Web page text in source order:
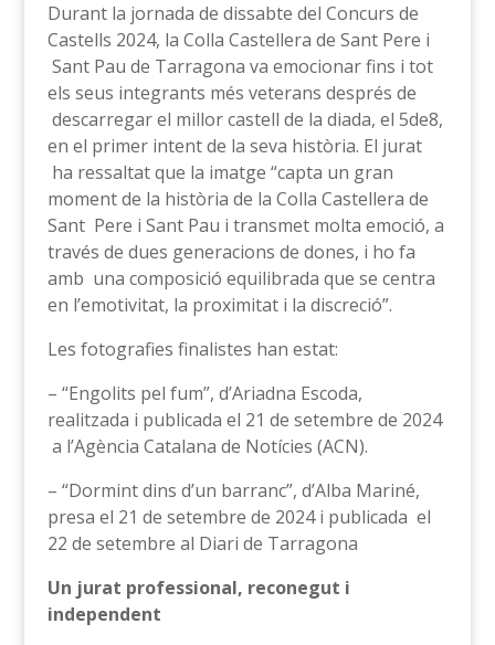
Durant la jornada de dissabte del Concurs de
Castells 2024, la Colla Castellera de Sant Pere i
Sant Pau de Tarragona va emocionar fins i tot
els seus integrants més veterans després de
descarregar el millor castell de la diada, el 5de8,
en el primer intent de la seva història. El jurat
ha ressaltat que la imatge “capta un gran
moment de la història de la Colla Castellera de
Sant Pere i Sant Pau i transmet molta emoció, a
través de dues generacions de dones, i ho fa
amb una composició equilibrada que se centra
en l’emotivitat, la proximitat i la discreció”.
Les fotografies finalistes han estat:
– “Engolits pel fum”, d’Ariadna Escoda,
realitzada i publicada el 21 de setembre de 2024
a l’Agència Catalana de Notícies (ACN).
– “Dormint dins d’un barranc”, d’Alba Mariné,
presa el 21 de setembre de 2024 i publicada el
22 de setembre al Diari de Tarragona
Un jurat professional, reconegut i
independent